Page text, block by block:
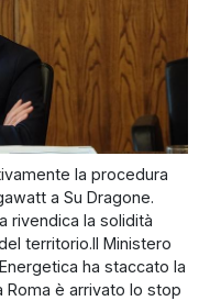
la procedura
a Su Dragone.
rivendica la solidità
territorio.Il Ministero
ha staccato la
Roma è arrivato lo stop